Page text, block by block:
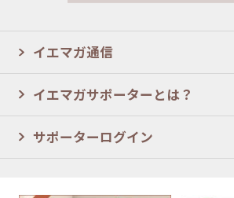
イエマガ通信
イエマガサポーターとは？
サポーターログイン